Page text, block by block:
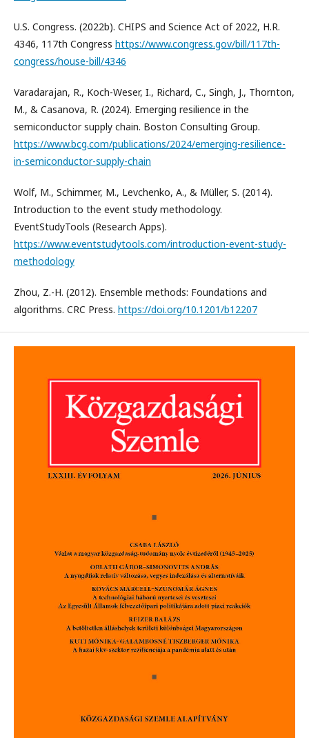
U.S. Congress. (2022b). CHIPS and Science Act of 2022, H.R.
4346, 117th Congress https://www.congress.gov/bill/117th-
congress/house-bill/4346
Varadarajan, R., Koch-Weser, I., Richard, C., Singh, J., Thornton,
M., & Casanova, R. (2024). Emerging resilience in the
semiconductor supply chain. Boston Consulting Group.
https://www.bcg.com/publications/2024/emerging-resilience-
in-semiconductor-supply-chain
Wolf, M., Schimmer, M., Levchenko, A., & Müller, S. (2014).
Introduction to the event study methodology.
EventStudyTools (Research Apps).
https://www.eventstudytools.com/introduction-event-study-
methodology
Zhou, Z.-H. (2012). Ensemble methods: Foundations and
algorithms. CRC Press. https://doi.org/10.1201/b12207